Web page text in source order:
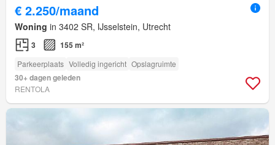
€ 2.250/maand
Woning in 3402 SR, IJsselstein, Utrecht
3 155 m²
Parkeerplaats Volledig ingericht Opslagruimte
30+ dagen geleden
RENTOLA